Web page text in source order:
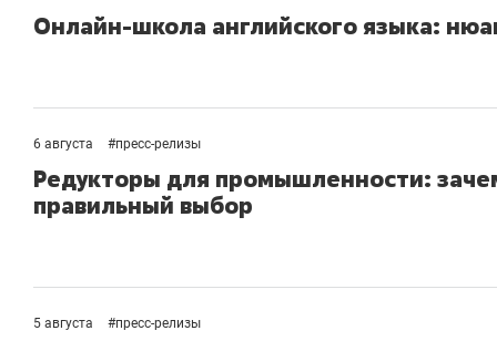
Онлайн-школа английского языка:
6 августа #пресс-релизы
Редукторы для промышленности:
правильный выбор
5 августа #пресс-релизы
Рекомендуем
150 камер до квартиры и Face
безопасность в ЖК «Нова»
Рекомендуем
с